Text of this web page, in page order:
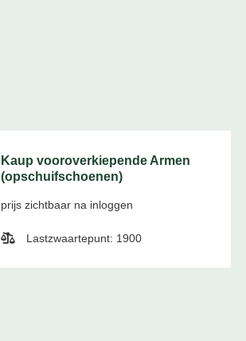
Kaup vooroverkiepende Armen
(opschuifschoenen)
prijs zichtbaar na inloggen
Lastzwaartepunt: 1900